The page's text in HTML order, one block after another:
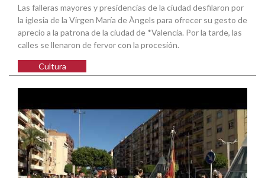
Las falleras mayores y presidencias de la ciudad desfilaron por
la iglesia de la Virgen María de Àngels para ofrecer su gesto de
aprecio a la patrona de la ciudad de *Valencia. Por la tarde, las
calles se llenaron de fervor con la procesión.
Cultura